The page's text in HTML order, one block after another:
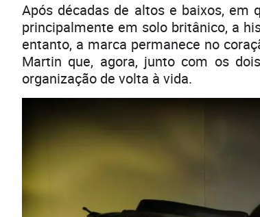
Após décadas de altos e baixos, em
principalmente em solo britânico, a
entanto, a marca permanece no
Martin que, agora, junto com os
organização de volta à vida.